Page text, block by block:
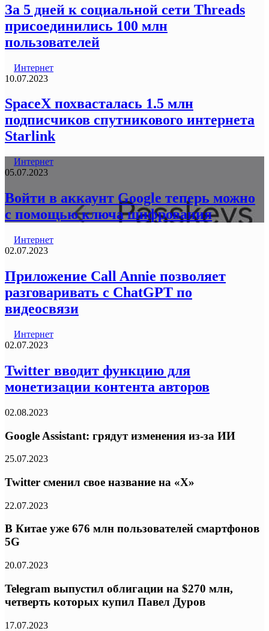
За 5 дней к социальной сети Threads
присоединились 100 млн
пользователей
Интернет
10.07.2023
SpaceX похвасталась 1.5 млн
подписчиков спутникового интернета
Starlink
Интернет
05.07.2023
Войти в аккаунт Google теперь можно
с помощью ключа шифрования
Интернет
02.07.2023
Приложение Call Annie позволяет
разговаривать с ChatGPT по
видеосвязи
Интернет
02.07.2023
Twitter вводит функцию для
монетизации контента авторов
02.08.2023
Google Assistant: грядут изменения из-за ИИ
25.07.2023
Twitter сменил свое название на «Х»
22.07.2023
В Китае уже 676 млн пользователей смартфонов
5G
20.07.2023
Telegram выпустил облигации на $270 млн,
четверть которых купил Павел Дуров
17.07.2023